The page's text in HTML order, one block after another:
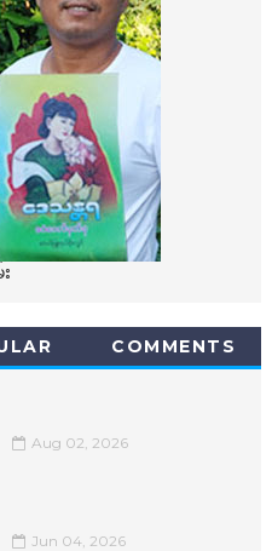
COMMENTS
Aug 02, 2026
Jun 04, 2026